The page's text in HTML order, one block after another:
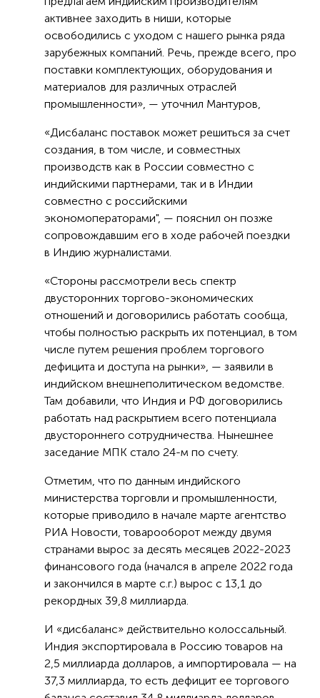
активнее заходить в ниши, которые
освободились с уходом с нашего рынка ряда
зарубежных компаний. Речь, прежде всего, про
поставки комплектующих, оборудования и
материалов для различных отраслей
промышленности», — уточнил Мантуров,
«Дисбаланс поставок может решиться за счет
создания, в том числе, и совместных
производств как в России совместно с
индийскими партнерами, так и в Индии
совместно с российскими
экономоператорами", — пояснил он позже
сопровождавшим его в ходе рабочей поездки
в Индию журналистами.
«Стороны рассмотрели весь спектр
двусторонних торгово-экономических
отношений и договорились работать сообща,
чтобы полностью раскрыть их потенциал, в том
числе путем решения проблем торгового
дефицита и доступа на рынки», — заявили в
индийском внешнеполитическом ведомстве.
Там добавили, что Индия и РФ договорились
работать над раскрытием всего потенциала
двустороннего сотрудничества. Нынешнее
заседание МПК стало 24-м по счету.
Отметим, что по данным индийского
министерства торговли и промышленности,
которые приводило в начале марте агентство
РИА Новости, товарооборот между двумя
странами вырос за десять месяцев 2022-2023
финансового года (начался в апреле 2022 года
и закончился в марте с.г.) вырос с 13,1 до
рекордных 39,8 миллиарда.
И «дисбаланс» действительно колоссальный.
Индия экспортировала в Россию товаров на
2,5 миллиарда долларов, а импортировала — на
37,3 миллиарда, то есть дефицит ее торгового